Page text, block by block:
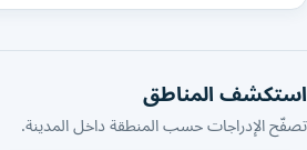
استكشف المناطق
تصفّح الإدراجات حسب المنطقة داخل المدينة.